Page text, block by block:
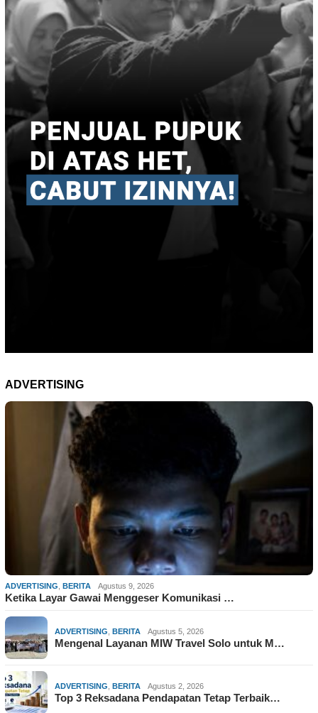
ADVERTISING
ADVERTISING, BERITA Agustus 9, 2026
Ketika Layar Gawai Menggeser Komunikasi …
ADVERTISING, BERITA Agustus 5, 2026
Mengenal Layanan MIW Travel Solo untuk M…
ADVERTISING, BERITA Agustus 2, 2026
Top 3 Reksadana Pendapatan Tetap Terbaik…